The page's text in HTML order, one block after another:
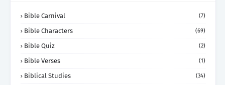
Bible Carnival (7)
Bible Characters (69)
Bible Quiz (2)
Bible Verses (1)
Biblical Studies (34)